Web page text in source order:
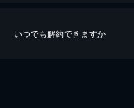
いつでも解約できますか